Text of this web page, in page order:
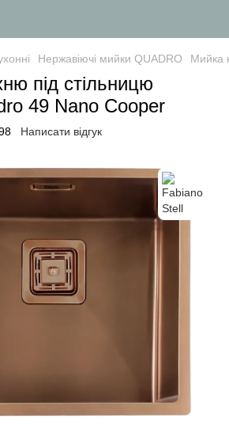
Нержавіючі мийки QUADRO Мийка
під стільницю
49 Nano Cooper
Написати відгук